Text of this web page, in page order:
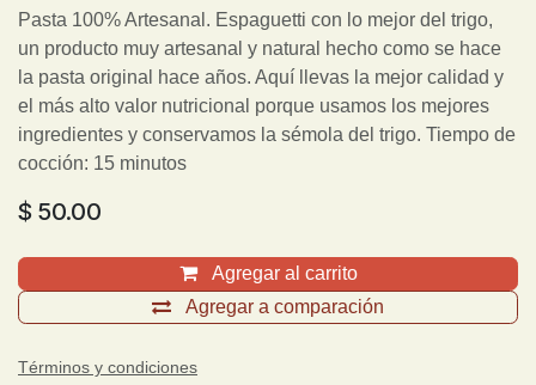
Pasta 100% Artesanal. Espaguetti con lo mejor del trigo,
un producto muy artesanal y natural hecho como se hace
la pasta original hace años. Aquí llevas la mejor calidad y
el más alto valor nutricional porque usamos los mejores
ingredientes y conservamos la sémola del trigo. Tiempo de
cocción: 15 minutos
$ 50.00
Agregar al carrito
Agregar a comparación
Términos y condiciones